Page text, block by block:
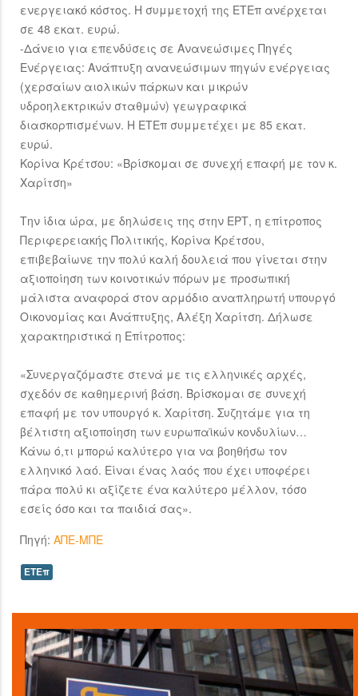
ενεργειακό κόστος. Η συμμετοχή της ΕΤΕπ ανέρχεται
σε 48 εκατ. ευρώ.
-Δάνειο για επενδύσεις σε Ανανεώσιμες Πηγές
Ενέργειας: Ανάπτυξη ανανεώσιμων πηγών ενέργειας
(χερσαίων αιολικών πάρκων και μικρών
υδροηλεκτρικών σταθμών) γεωγραφικά
διασκορπισμένων. Η ΕΤΕπ συμμετέχει με 85 εκατ.
ευρώ.
Κορίνα Κρέτσου: «Βρίσκομαι σε συνεχή επαφή με τον κ.
Χαρίτση»
Την ίδια ώρα, με δηλώσεις της στην ΕΡΤ, η επίτροπος
Περιφερειακής Πολιτικής, Κορίνα Κρέτσου,
επιβεβαίωνε την πολύ καλή δουλειά που γίνεται στην
αξιοποίηση των κοινοτικών πόρων με προσωπική
μάλιστα αναφορά στον αρμόδιο αναπληρωτή υπουργό
Οικονομίας και Ανάπτυξης, Αλέξη Χαρίτση. Δήλωσε
χαρακτηριστικά η Επίτροπος:
«Συνεργαζόμαστε στενά με τις ελληνικές αρχές,
σχεδόν σε καθημερινή βάση. Βρίσκομαι σε συνεχή
επαφή με τον υπουργό κ. Χαρίτση. Συζητάμε για τη
βέλτιστη αξιοποίηση των ευρωπαϊκών κονδυλίων…
Κάνω ό,τι μπορώ καλύτερο για να βοηθήσω τον
ελληνικό λαό. Είναι ένας λαός που έχει υποφέρει
πάρα πολύ κι αξίζετε ένα καλύτερο μέλλον, τόσο
εσείς όσο και τα παιδιά σας».
Πηγή: ΑΠΕ-ΜΠΕ
ΕΤΕπ